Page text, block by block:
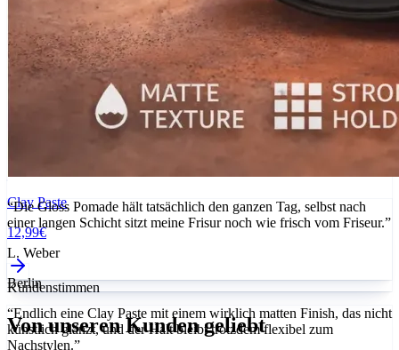
Clay Paste
12,99€
Kundenstimmen
Von unseren Kunden geliebt
L. Weber
Berlin
“Endlich eine Clay Paste mit einem wirklich matten Finish, das nicht
künstlich glänzt, und der Halt bleibt trotzdem flexibel zum
Nachstylen.”
M. Schneider